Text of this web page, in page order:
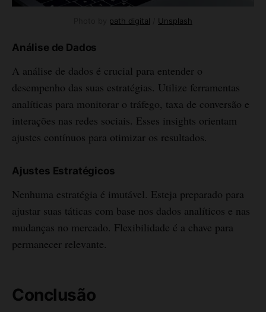
path digital Unsplash
Análise de Dados
A análise de dados é crucial para entender o
desempenho das suas estratégias. Utilize ferramentas
analíticas para monitorar o tráfego, taxa de conversão e
interações nas redes sociais. Esses insights orientam
ajustes contínuos para otimizar os resultados.
Ajustes Estratégicos
Nenhuma estratégia é imutável. Esteja preparado para
ajustar suas táticas com base nos dados analíticos e nas
mudanças no mercado. Flexibilidade é a chave para
permanecer relevante.
Conclusão